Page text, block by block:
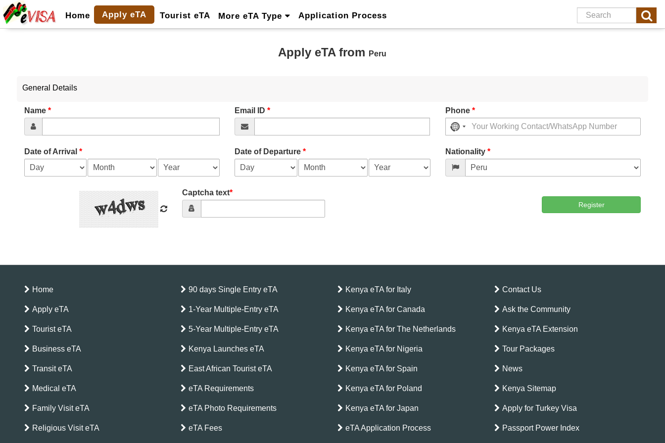
Home Apply eTA Tourist eTA More eTA Type Application Process
Apply eTA from Peru
General Details
Name * Email ID* Phone *
No
selected
Date of Arrival * Date of Departure* Nationality *
Captcha text*
Register
Home
Apply eTA
Tourist eTA
Business eTA
Transit eTA
Medical eTA
Family Visit eTA
Religious Visit eTA
90 days Single Entry eTA
1-Year Multiple-Entry eTA
5-Year Multiple-Entry eTA
Kenya Launches eTA
East African Tourist eTA
eTA Requirements
eTA Photo Requirements
eTA Fees
Kenya eTA for Italy
Kenya eTA for Canada
Kenya eTA for The Netherlands
Kenya eTA for Nigeria
Kenya eTA for Spain
Kenya eTA for Poland
Kenya eTA for Japan
eTA Application Process
Contact Us
Ask the Community
Kenya eTA Extension
Tour Packages
News
Kenya Sitemap
Apply for Turkey Visa
Passport Power Index